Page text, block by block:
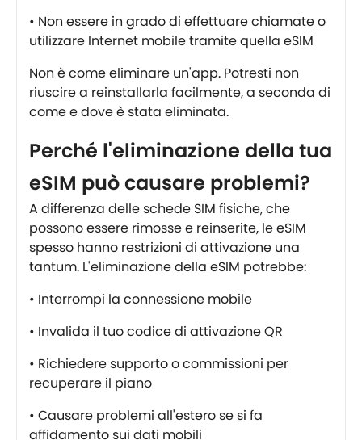
• Non essere in grado di effettuare chiamate o
utilizzare Internet mobile tramite quella eSIM
Non è come eliminare un'app. Potresti non
riuscire a reinstallarla facilmente, a seconda di
come e dove è stata eliminata.
Perché l'eliminazione della tua
eSIM può causare problemi?
A differenza delle schede SIM fisiche, che
possono essere rimosse e reinserite, le eSIM
spesso hanno restrizioni di attivazione una
tantum. L'eliminazione della eSIM potrebbe:
• Interrompi la connessione mobile
• Invalida il tuo codice di attivazione QR
• Richiedere supporto o commissioni per
recuperare il piano
• Causare problemi all'estero se si fa
affidamento sui dati mobili